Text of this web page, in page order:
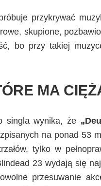
przykrywać
skupione,
bo przy takiej
MA
singla wynika, że
na ponad 53
tylko w
23 wydają się
przesuwanie